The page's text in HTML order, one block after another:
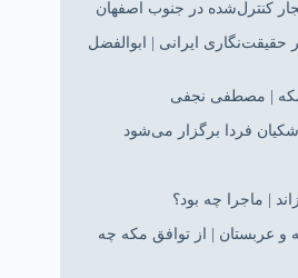
کنترل‌شده در جنوب اصفهان
حقیقت‌نگاری ایرانی | ابوالفضل
| مصطفی نجفی
فردا برگزار می‌شود
| ماجرا چه بود؟
و عربستان | از توافق مکه چه